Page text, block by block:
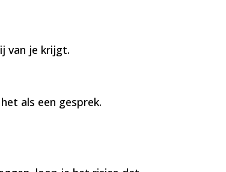
van je krijgt.
als een gesprek.